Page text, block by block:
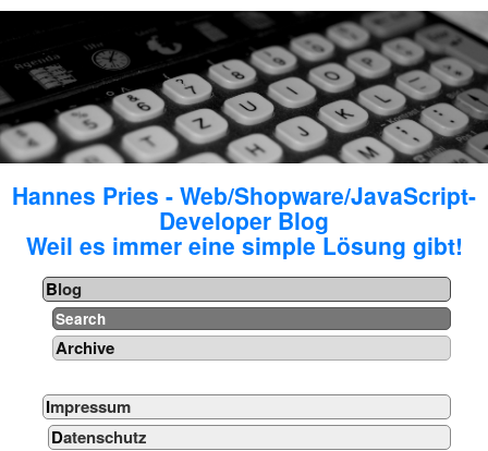
Hannes Pries - Web/Shopware/JavaScript-
Developer Blog
Weil es immer eine simple Lösung gibt!
Blog
Search
Archive
Impressum
Datenschutz